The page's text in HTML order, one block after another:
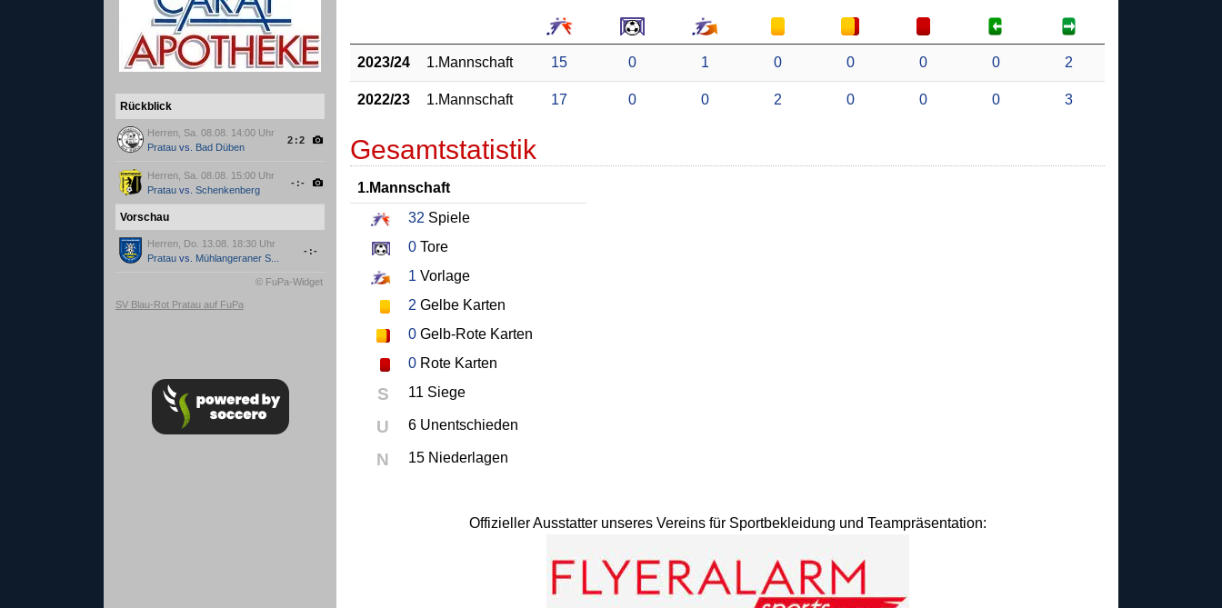
Rückblick
Herren, Sa. 08.08. 14:00 Uhr
Pratauvs. Bad Düben
2:2
Herren, Sa. 08.08. 15:00 Uhr
Pratauvs. Schenkenberg
-:-
Vorschau
Herren, Do. 13.08. 18:30 Uhr
Pratauvs. Mühlangeraner S...
-:-
© FuPa-Widget
SV Blau-Rot Pratau auf FuPa
2023/24 1.Mannschaft 15 0 1 0 0 0 0 2
2022/23 1.Mannschaft 17 0 0 2 0 0 0 3
Gesamtstatistik
1.Mannschaft
32 Spiele
0 Tore
1 Vorlage
2 Gelbe Karten
0 Gelb-Rote Karten
0 Rote Karten
S 11 Siege
U 6 Unentschieden
N 15 Niederlagen
Offizieller Ausstatter unseres Vereins für Sportbekleidung und Teampräsentation: